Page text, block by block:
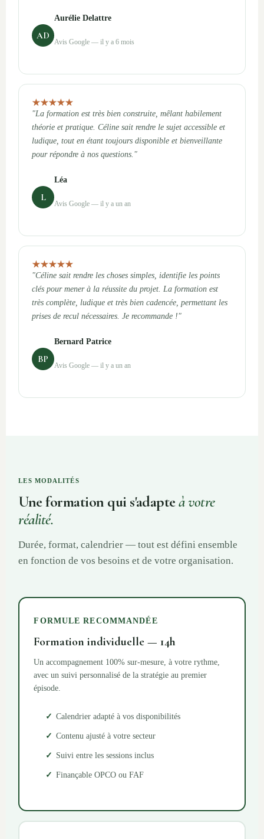
AD
Aurélie Delattre
Avis Google — il y a 6 mois
"La formation est très bien construite, mêlant habilement
théorie et pratique. Céline sait rendre le sujet accessible et
ludique, tout en étant toujours disponible et bienveillante
pour répondre à nos questions."
L
Léa
Avis Google — il y a un an
"Céline sait rendre les choses simples, identifie les points
clés pour mener à la réussite du projet. La formation est
très complète, ludique et très bien cadencée, permettant les
prises de recul nécessaires. Je recommande !"
BP
Bernard Patrice
Avis Google — il y a un an
LES MODALITÉS
Une formation qui s'adapteà votre
réalité.
Durée, format, calendrier — tout est défini ensemble
en fonction de vos besoins et de votre organisation.
FORMULE RECOMMANDÉE
Formation individuelle — 14h
Un accompagnement 100% sur-mesure, à votre rythme,
avec un suivi personnalisé de la stratégie au premier
épisode.
Calendrier adapté à vos disponibilités
Contenu ajusté à votre secteur
Suivi entre les sessions inclus
Finançable OPCO ou FAF